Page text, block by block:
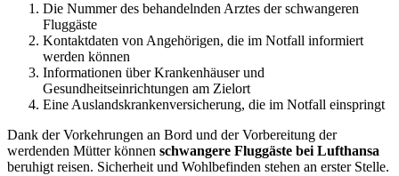
Die Nummer des behandelnden Arztes der schwangeren
Fluggäste
Kontaktdaten von Angehörigen, die im Notfall informiert
werden können
Informationen über Krankenhäuser und
Gesundheitseinrichtungen am Zielort
Eine Auslandskrankenversicherung, die im Notfall einspringt
Dank der Vorkehrungen an Bord und der Vorbereitung der
werdenden Mütter können schwangere Fluggäste bei Lufthansa
beruhigt reisen. Sicherheit und Wohlbefinden stehen an erster Stelle.